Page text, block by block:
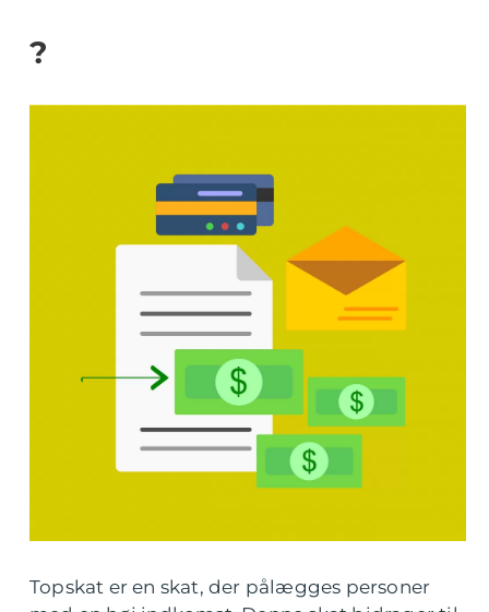
?
Topskat er en skat, der pålægges personer